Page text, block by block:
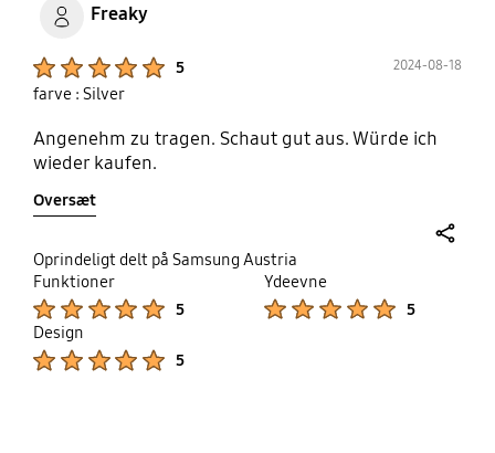
Freaky
5 2024-08-18
farve : Silver
Angenehm zu tragen. Schaut gut aus. Würde ich
wieder kaufen.
Oversæt
Oprindeligt delt på Samsung Austria
Funktioner
5
Ydeevne
5
Design
5